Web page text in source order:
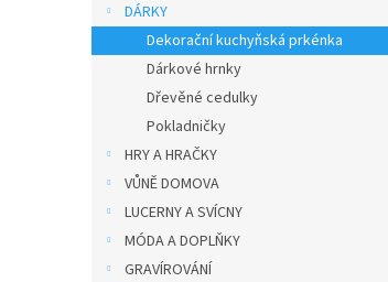
a
n
DÁRKY
Dekorační kuchyňská prkénka
Dárkové hrnky
Dřevěné cedulky
Pokladničky
HRY A HRAČKY
VŮNĚ DOMOVA
LUCERNY A SVÍCNY
MÓDA A DOPLŇKY
GRAVÍROVÁNÍ